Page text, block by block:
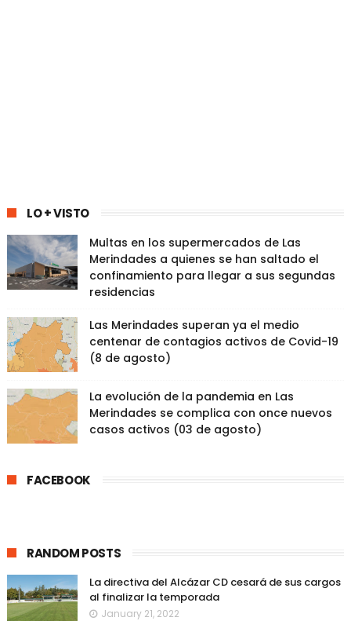
LO + VISTO
Multas en los supermercados de Las
Merindades a quienes se han saltado el
confinamiento para llegar a sus segundas
residencias
Las Merindades superan ya el medio
centenar de contagios activos de Covid-19
(8 de agosto)
La evolución de la pandemia en Las
Merindades se complica con once nuevos
casos activos (03 de agosto)
FACEBOOK
RANDOM POSTS
La directiva del Alcázar CD cesará de sus cargos
al finalizar la temporada
January 21, 2022